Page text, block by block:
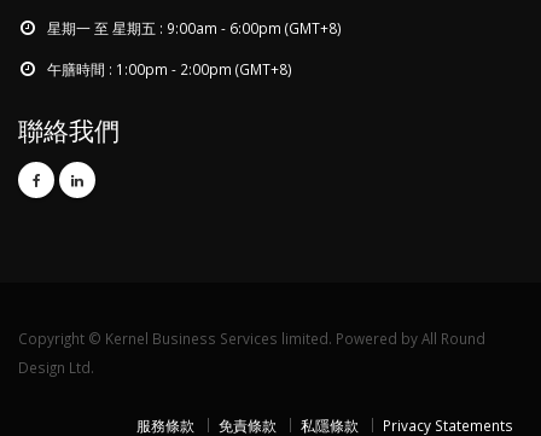
星期一 至 星期五 : 9:00am - 6:00pm (GMT+8)
午膳時間 : 1:00pm - 2:00pm (GMT+8)
聯絡我們
Copyright © Kernel Business Services limited. Powered by All Round
Design Ltd.
服務條款 免責條款 私隱條款 Privacy Statements